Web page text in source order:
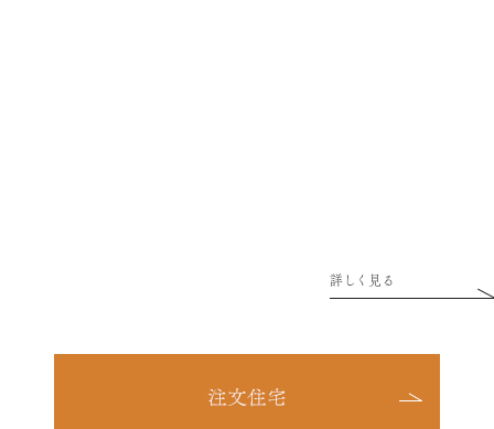
詳しく見る